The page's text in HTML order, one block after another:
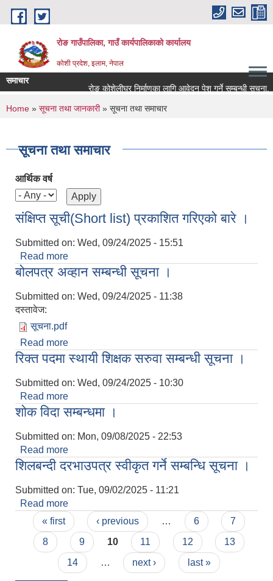
Skip to main content
रोङ गाउँपालिका, गाउँ कार्यपालिकाको कार्यालय
कोशी प्रदेश, इलाम, नेपाल
समाचार
रोङ कोशेलीघर निर्माणका लागि आवेदन पेश गर्ने सम्बन्धी सूचना.
You are here
Home » सूचना तथा जानकारी» सूचना तथा समाचार
सूचना तथा समाचार
आर्थिक वर्ष
संक्षिप्त सूची(Short list) प्रकाशित गरिएको बारे ।
Submitted on: Wed, 09/24/2025 - 15:51
Read more
बोलपत्र अव्हान सम्बन्धी सूचना ।
Submitted on: Wed, 09/24/2025 - 11:38
दस्तावेज:
सूचना.pdf
Read more
रिक्त पदमा स्थायी शिक्षक सरुवा सम्बन्धी सूचना ।
Submitted on: Wed, 09/24/2025 - 10:30
Read more
शोक विदा सम्बन्धमा ।
Submitted on: Mon, 09/08/2025 - 22:53
Read more
शिलबन्दी दरभाउपत्र स्वीकृत गर्ने सम्बन्धि सूचना ।
Submitted on: Tue, 09/02/2025 - 11:21
Read more
Pages
« first ‹ previous … 6
7
8
9 10 11 12
13
14
… next › last »